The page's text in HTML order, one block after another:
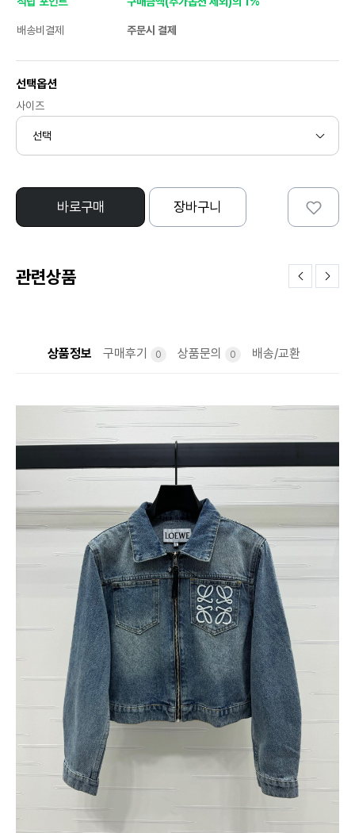
배송비결제 주문시 결제
선택옵션
사이즈
바로구매 장바구니
관련상품
상품정보 구매후기 0 상품문의 0 배송/교환